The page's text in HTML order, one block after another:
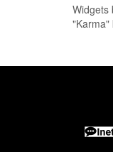
Widgets
"Karma"